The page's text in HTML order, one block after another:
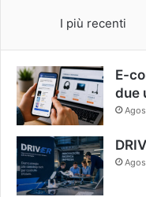
I più recenti
E-
due